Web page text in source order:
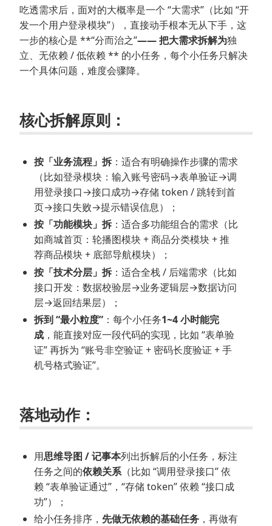
吃透需求后，面对的大概率是一个 “大需求”（比如 “开
发一个用户登录模块”），直接动手根本无从下手，这
一步的核心是 **“分而治之”—— 把大需求拆解为独
立、无依赖 / 低依赖 ** 的小任务，每个小任务只解决
一个具体问题，难度会骤降。
核心拆解原则：
按「业务流程」拆 ：适合有明确操作步骤的需求
（比如登录模块：输入账号密码→表单验证→调
用登录接口→接口成功→存储 token / 跳转到首
页→接口失败→提示错误信息）；
按「功能模块」拆 ：适合多功能组合的需求（比
如商城首页：轮播图模块 + 商品分类模块 + 推
荐商品模块 + 底部导航模块）；
按「技术分层」拆 ：适合全栈 / 后端需求（比如
接口开发：数据校验层→业务逻辑层→数据访问
层→返回结果层）；
拆到 “最小粒度” ：每个小任务1~4 小时能完
成 ，能直接对应一段代码的实现，比如 “表单验
证” 再拆为 “账号非空验证 + 密码长度验证 + 手
机号格式验证”。
落地动作：
用思维导图 / 记事本列出拆解后的小任务，标注
任务之间的依赖关系（比如 “调用登录接口” 依
赖 “表单验证通过”，“存储 token” 依赖 “接口成
功”）；
给小任务排序， 先做无依赖的基础任务 ，再做有